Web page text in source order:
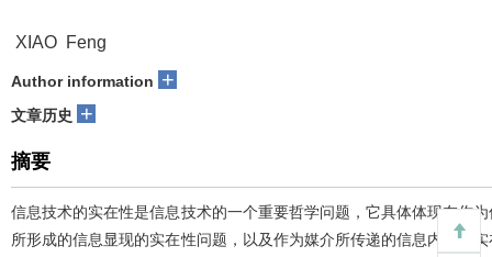
XIAO Feng
Author information +
文章历史 +
摘要
信息技术的实在性是信息技术的一个重要哲学问题，它具体体现在作
所形成的信息显现的实在性问题，以及作为媒介所传递的信息内容的